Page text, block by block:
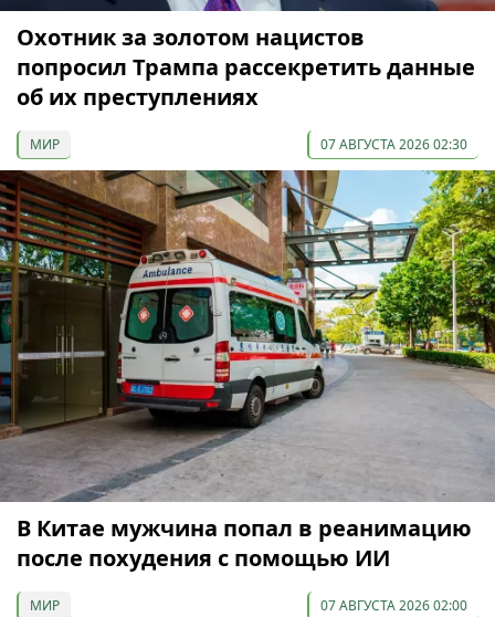
Охотник за золотом нацистов
попросил Трампа рассекретить данные
об их преступлениях
МИР 07 АВГУСТА 2026 02:30
В Китае мужчина попал в реанимацию
после похудения с помощью ИИ
МИР 07 АВГУСТА 2026 02:00